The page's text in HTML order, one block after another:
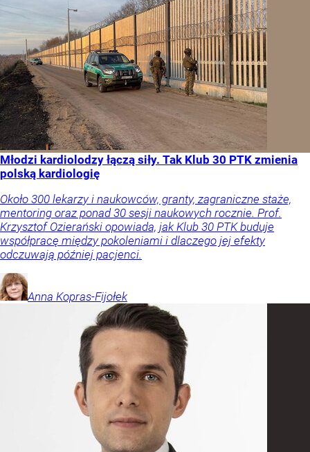
Młodzi kardiolodzy łączą siły. Tak Klub 30 PTK zmienia
polską kardiologię
Około 300 lekarzy i naukowców, granty, zagraniczne staże,
mentoring oraz ponad 30 sesji naukowych rocznie. Prof.
Krzysztof Ozierański opowiada, jak Klub 30 PTK buduje
współpracę między pokoleniami i dlaczego jej efekty
odczuwają później pacjenci.
Anna Kopras-Fijołek